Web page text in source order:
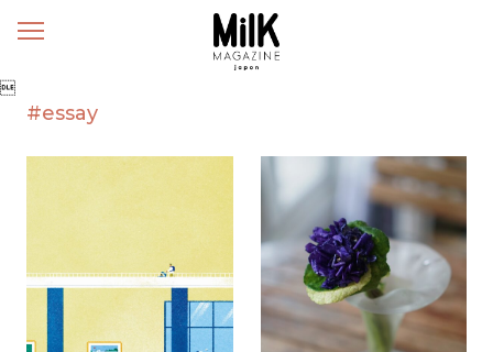
メ

#essay